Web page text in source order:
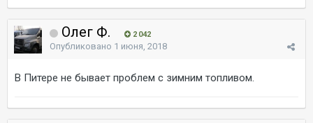
Олег Ф. 2 042
Опубликовано 1 июня, 2018
В Питере не бывает проблем с зимним топливом.